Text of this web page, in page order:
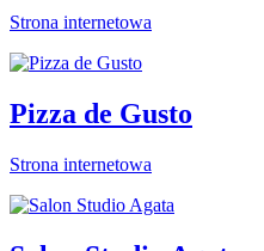
Strona internetowa
Pizza de Gusto
Strona internetowa